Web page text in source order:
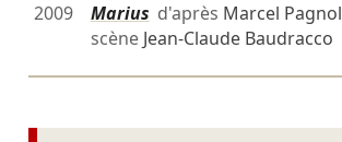
2009
Marius d'après Marcel Pagnol
scène Jean-Claude Baudracco